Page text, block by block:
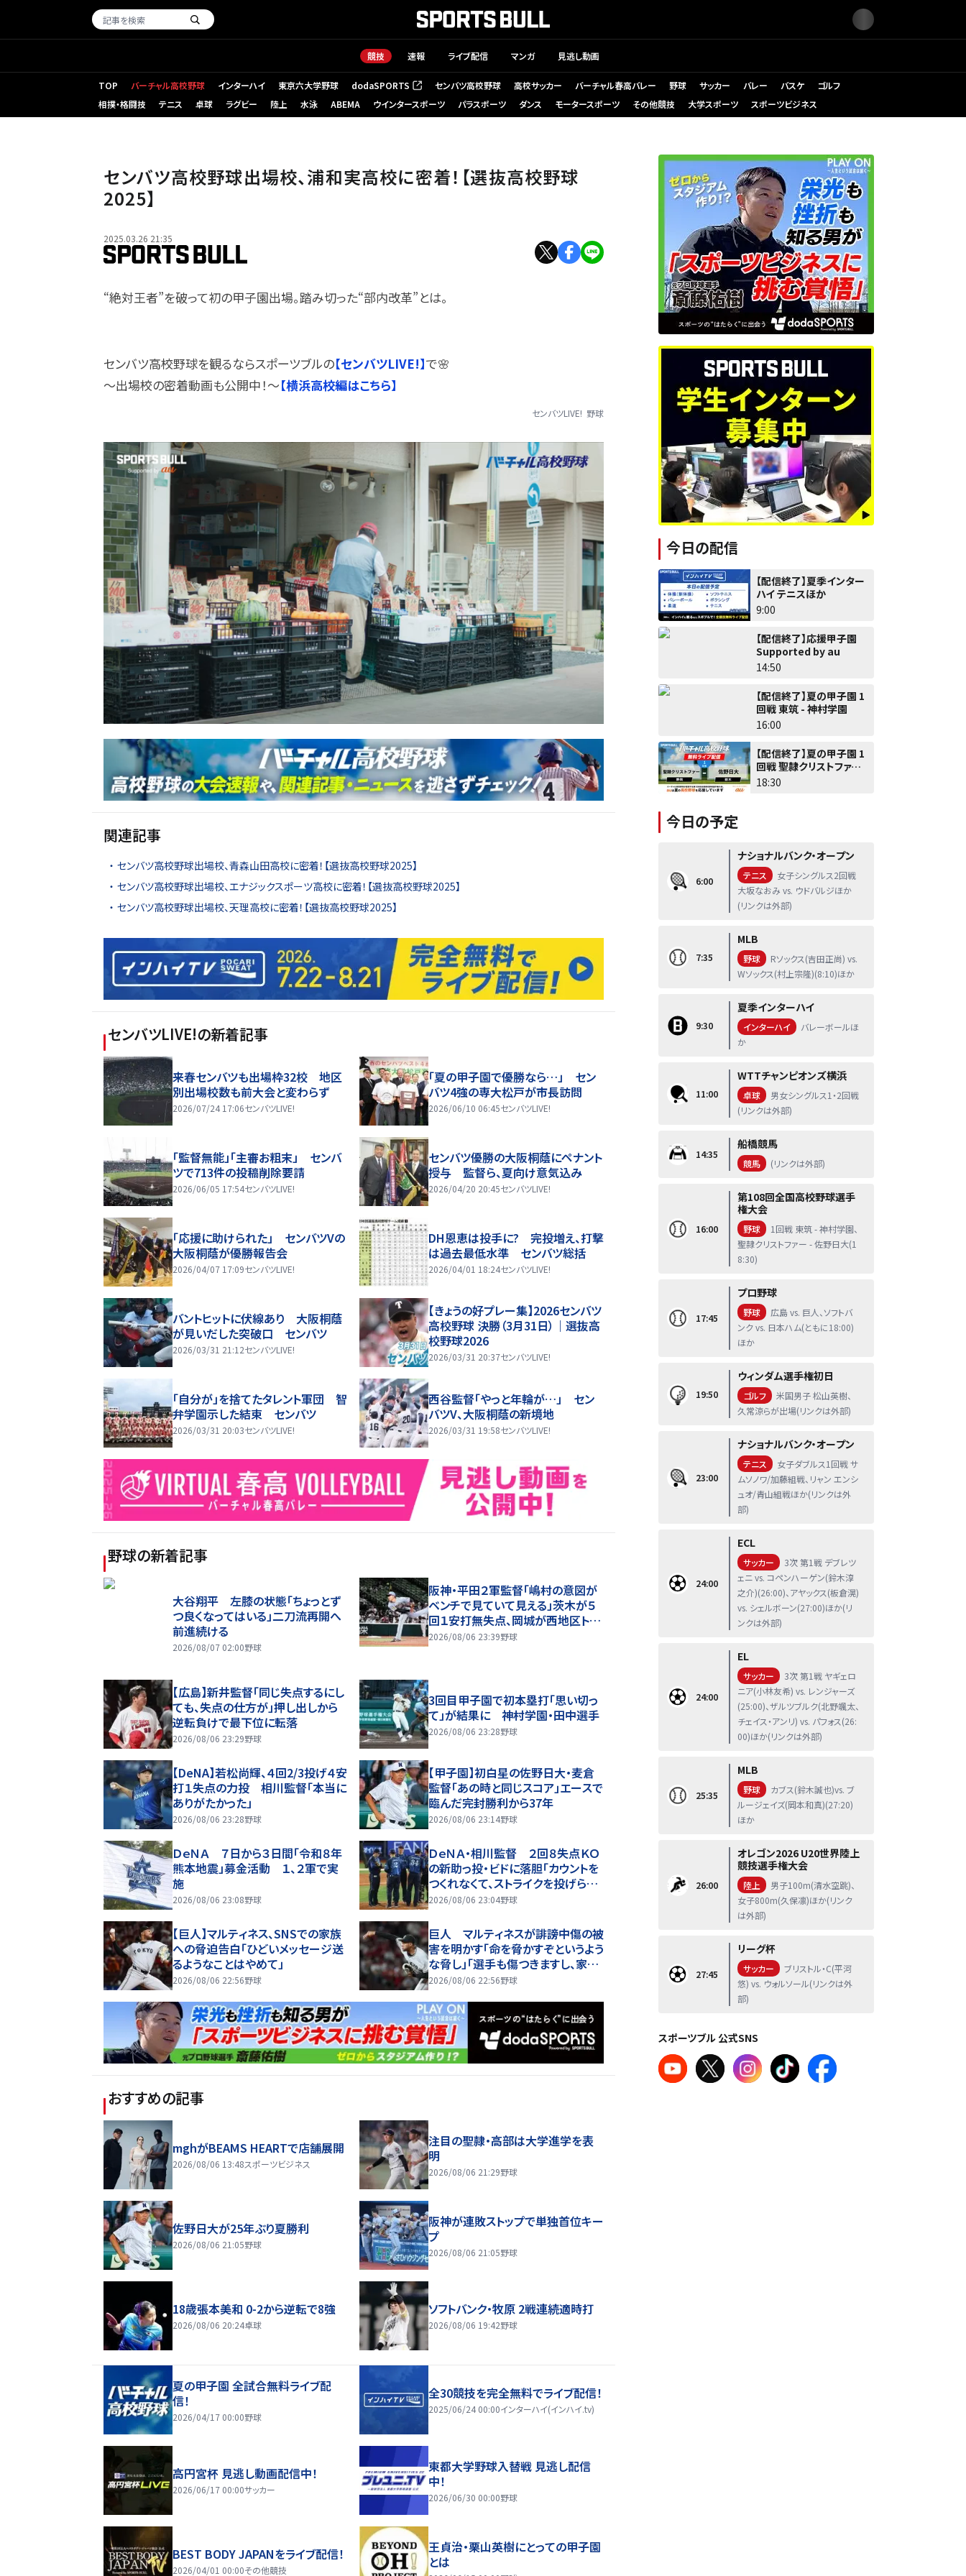
競技 速報 ライブ配信 マンガ 見逃し動画
TOP バーチャル高校野球 インターハイ 東京六大学野球 dodaSPORTS
（新しいタブで開く） センバツ高校野球 高校サッカー バーチャル春高バレー 野球 サッカー バレー バスケ
ゴルフ
相撲・格闘技
テニス 卓球 ラグビー 陸上 水泳 ABEMA ウインタースポーツ パラスポーツ ダンス モータースポーツ その他競技 大学スポーツ スポーツビジネス
センバツ高校野球出場校、浦和実高校に密着！【選抜高校野球
2025】
2025.03.26 21:35
“絶対王者”を破って初の甲子園出場。踏み切った“部内改革”とは。
センバツ高校野球を観るならスポーツブルの【センバツLIVE!】で🌸
〜出場校の密着動画も公開中！〜【横浜高校編はこちら】
センバツLIVE! 野球
関連記事
センバツ高校野球出場校、青森山田高校に密着！【選抜高校野球2025】
センバツ高校野球出場校、エナジックスポーツ高校に密着！【選抜高校野球2025】
センバツ高校野球出場校、天理高校に密着！【選抜高校野球2025】
センバツLIVE!の新着記事
来春センバツも出場枠32校 地区
別出場校数も前大会と変わらず
2026/07/24 17:06センバツLIVE!
「夏の甲子園で優勝なら…」 セン
バツ4強の専大松戸が市長訪問
2026/06/10 06:45センバツLIVE!
「監督無能」「主審お粗末」 センバ
ツで713件の投稿削除要請
2026/06/05 17:54センバツLIVE!
センバツ優勝の大阪桐蔭にペナント
授与 監督ら、夏向け意気込み
2026/04/20 20:45センバツLIVE!
「応援に助けられた」 センバツVの
大阪桐蔭が優勝報告会
2026/04/07 17:09センバツLIVE!
DH恩恵は投手に? 完投増え、打撃
は過去最低水準 センバツ総括
2026/04/01 18:24センバツLIVE!
バントヒットに伏線あり 大阪桐蔭
が見いだした突破口 センバツ
2026/03/31 21:12センバツLIVE!
【きょうの好プレー集】2026センバツ
高校野球 決勝（3月31日）｜選抜高
校野球2026
2026/03/31 20:37センバツLIVE!
「自分が」を捨てたタレント軍団 智
弁学園示した結束 センバツ
2026/03/31 20:03センバツLIVE!
西谷監督「やっと年輪が…」 セン
バツV、大阪桐蔭の新境地
2026/03/31 19:58センバツLIVE!
野球の新着記事
大谷翔平 左膝の状態「ちょっとず
つ良くなってはいる」二刀流再開へ
前進続ける
2026/08/07 02:00野球
阪神・平田２軍監督「嶋村の意図が
ベンチで見ていて見える」茨木が５
回１安打無失点、岡城が西地区トッ
プタイ１７盗塁
2026/08/06 23:39野球
【広島】新井監督「同じ失点するにし
ても、失点の仕方が」押し出しから
逆転負けで最下位に転落
2026/08/06 23:29野球
3回目甲子園で初本塁打「思い切っ
て」が結果に 神村学園・田中選手
2026/08/06 23:28野球
【DeNA】若松尚輝、４回2/3投げ４安
打１失点の力投 相川監督「本当に
ありがたかった」
2026/08/06 23:28野球
【甲子園】初白星の佐野日大・麦倉
監督「あの時と同じスコア」エースで
臨んだ完封勝利から37年
2026/08/06 23:14野球
ＤｅＮＡ ７日から３日間「令和８年
熊本地震」募金活動 １、２軍で実
施
2026/08/06 23:08野球
ＤｅＮＡ・相川監督 ２回８失点ＫＯ
の新助っ投・ビドに落胆「カウントを
つくれなくて、ストライクを投げられ
ない」２軍再調整を明言
2026/08/06 23:04野球
【巨人】マルティネス、SNSでの家族
への脅迫告白「ひどいメッセージ送
るようなことはやめて」
2026/08/06 22:56野球
巨人 マルティネスが誹謗中傷の被
害を明かす「命を脅かすぞというよう
な脅し」「選手も傷つきますし、家族
は全く関係ない存在なので」
2026/08/06 22:56野球
おすすめの記事
mghがBEAMS HEARTで店舗展開
2026/08/06 13:48スポーツビジネス
注目の聖隷・高部は大学進学を表
明
2026/08/06 21:29野球
佐野日大が25年ぶり夏勝利
2026/08/06 21:05野球
阪神が連敗ストップで単独首位キー
プ
2026/08/06 21:05野球
18歳張本美和 0-2から逆転で8強
2026/08/06 20:24卓球
ソフトバンク・牧原 2戦連続適時打
2026/08/06 19:42野球
夏の甲子園 全試合無料ライブ配
信！
2026/04/17 00:00野球
全30競技を完全無料でライブ配信！
2025/06/24 00:00インターハイ(インハイ.tv)
高円宮杯 見逃し動画配信中！
2026/06/17 00:00サッカー
東都大学野球入替戦 見逃し配信
中！
2026/06/30 00:00野球
BEST BODY JAPANをライブ配信！
2026/04/01 00:00その他競技
王貞治・栗山英樹にとっての甲子園
とは
今日の配信
【配信終了】夏季インター
ハイ テニスほか
9:00
【配信終了】応援甲子園
Supported by au
14:50
【配信終了】夏の甲子園 1
回戦 東筑 - 神村学園
16:00
【配信終了】夏の甲子園 1
回戦 聖隷クリストファー -
佐野日大
18:30
今日の予定
6:00
ナショナルバンク・オープン
テニス
女子シングルス2回戦
大坂なおみ vs. ウドバルジほか
(リンクは外部)
7:35
MLB
野球
Rソックス(吉田正尚) vs.
Wソックス(村上宗隆)(8:10)ほか
9:30
夏季インターハイ
インターハイ
バレーボールほ
か
11:00
WTTチャンピオンズ横浜
卓球
男女シングルス1・2回戦
(リンクは外部)
14:35
船橋競馬
競馬 (リンクは外部)
16:00
第108回全国高校野球選手
権大会
野球
1回戦 東筑 - 神村学園、
聖隷クリストファー - 佐野日大(1
8:30)
17:45
プロ野球
野球
広島 vs. 巨人、ソフトバ
ンク vs. 日本ハム(ともに18:00)
ほか
19:50
ウィンダム選手権初日
ゴルフ
米国男子 松山英樹、
久常涼らが出場(リンクは外部)
23:00
ナショナルバンク・オープン
テニス
女子ダブルス1回戦 サ
ムソノワ/加藤組戦、リャン エンシ
ュオ/青山組戦ほか(リンクは外
部)
24:00
ECL
サッカー
3次 第1戦 デブレツ
ェニ vs. コペンハーゲン(鈴木淳
之介)(26:00)、アヤックス(板倉滉)
vs. シェルボーン(27:00)ほか(リ
ンクは外部)
24:00
EL
サッカー
3次 第1戦 ヤギェロ
ニア(小林友希) vs. レンジャーズ
(25:00)、ザルツブルク(北野颯太、
チェイス・アンリ) vs. パフォス(26:
00)ほか(リンクは外部)
25:35
MLB
野球
カブス(鈴木誠也)vs. ブ
ルージェイズ(岡本和真)(27:20)
ほか
26:00
オレゴン2026 U20世界陸上
競技選手権大会
陸上
男子100m(清水空跳)、
女子800m(久保凛)ほか(リンク
は外部)
27:45
リーグ杯
サッカー
ブリストル・C(平河
悠) vs. ウォルソール(リンクは外
部)
スポーツブル 公式SNS